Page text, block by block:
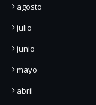
agosto
julio
junio
mayo
abril